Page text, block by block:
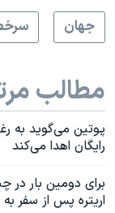
جهان
مطالب
رایگان اهدا می‌کند
برای دومین بار در
اریتره پس از سفر به